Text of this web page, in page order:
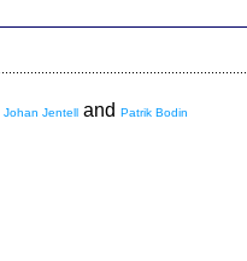
Johan Jentell and Patrik Bodin